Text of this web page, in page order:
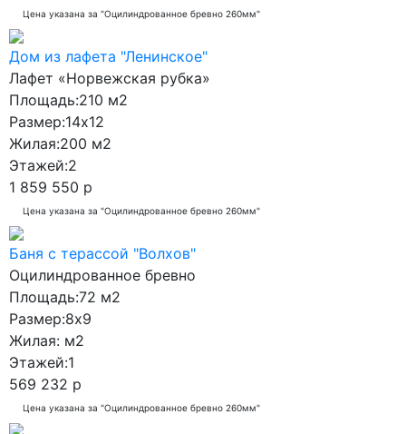
Цена указана за "Оцилиндрованное бревно 260мм"
Дом из лафета "Ленинское"
Лафет «Норвежская рубка»
Площадь:210 м2
Размер:14x12
Жилая:200 м2
Этажей:2
1 859 550 р
Цена указана за "Оцилиндрованное бревно 260мм"
Баня с терассой "Волхов"
Оцилиндрованное бревно
Площадь:72 м2
Размер:8x9
Жилая: м2
Этажей:1
569 232 р
Цена указана за "Оцилиндрованное бревно 260мм"